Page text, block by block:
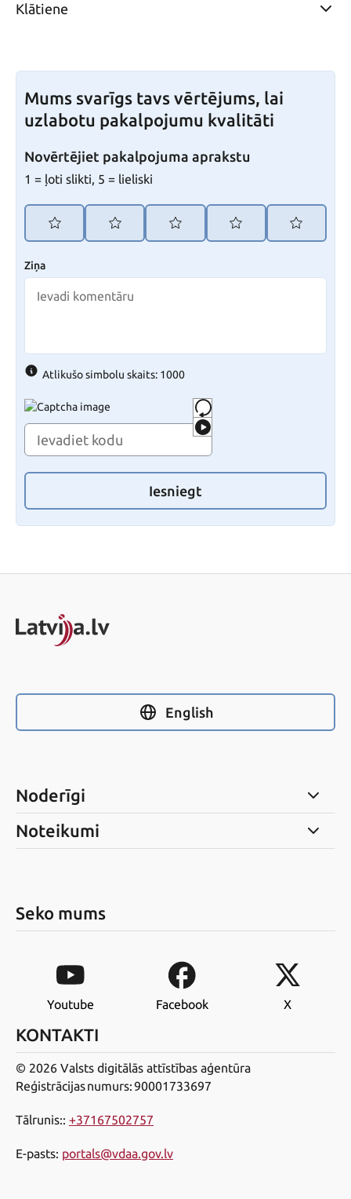
Klātiene
Mums svarīgs tavs vērtējums, lai
uzlabotu pakalpojumu kvalitāti
Novērtējiet pakalpojuma aprakstu
1 = ļoti slikti, 5 = lieliski
Ziņa
Atlikušo simbolu skaits: 1000
Iesniegt
English
Noderīgi
Noteikumi
Seko mums
Youtube Facebook X
KONTAKTI
© 2026 Valsts digitālās attīstības aģentūra
Reģistrācijas numurs: 90001733697
Tālrunis:: +37167502757
E-pasts: portals@vdaa.gov.lv